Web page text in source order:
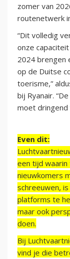
zomer van
routenetwerk
“Dit volledig
onze
2024 brengen
op de Duitse
toerisme,”
bij Ryanair.
moet dringend
Even dit:
een tijd
nieuwkomers
schreeuwen,
platforms te
maar ook
doen.
Bij
vind je die